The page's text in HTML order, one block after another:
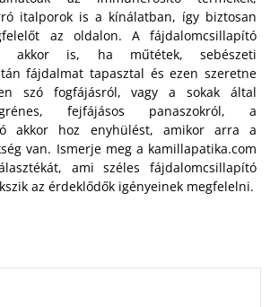
italporok is a kínálatban, így biztosan
az oldalon. A fájdalomcsillapító
akkor is, ha műtétek, sebészeti
fájdalmat tapasztal és ezen szeretne
szó fogfájásról, vagy a sokak által
fejfájásos panaszokról, a
akkor hoz enyhülést, amikor arra a
van. Ismerje meg a kamillapatika.com
ami széles fájdalomcsillapító
az érdeklődők igényeinek megfelelni.